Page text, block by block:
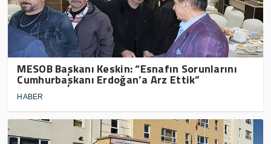
MESOB Başkanı Keskin: “Esnafın Sorunlarını
Cumhurbaşkanı Erdoğan’a Arz Ettik”
HABER